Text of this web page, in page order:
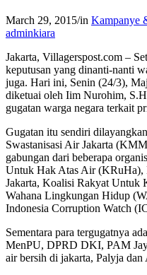
March 29, 2015/in Kampanye
adminkiara
Jakarta, Villagerspost.com –
keputusan yang dinanti-nanti
juga. Hari ini, Senin (24/3),
diketuai oleh Iim Nurohim,
gugatan warga negara terkait
Gugatan itu sendiri
Swastanisasi Air Jakarta
gabungan dari beberapa
Untuk Hak Atas Air
Jakarta, Koalisi Rakyat Untuk
Wahana Lingkungan Hidup
Indonesia Corruption Watch
Sementara para tergugatnya
MenPU, DPRD DKI, PAM
air bersih di jakarta, Palyja